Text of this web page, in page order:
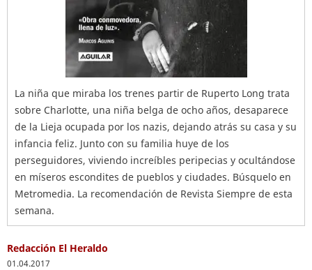
La niña que miraba los trenes partir de Ruperto Long trata
sobre Charlotte, una niña belga de ocho años, desaparece
de la Lieja ocupada por los nazis, dejando atrás su casa y su
infancia feliz. Junto con su familia huye de los
perseguidores, viviendo increíbles peripecias y ocultándose
en míseros escondites de pueblos y ciudades. Búsquelo en
Metromedia. La recomendación de Revista Siempre de esta
semana.
Redacción El Heraldo
01.04.2017